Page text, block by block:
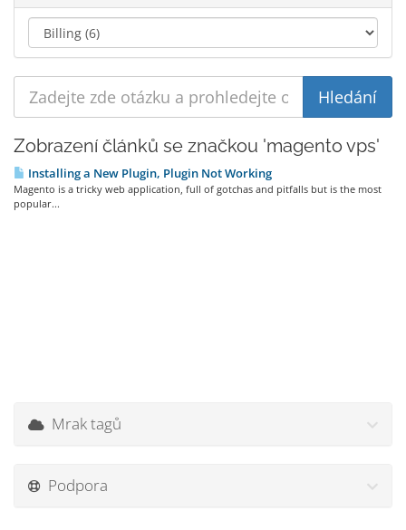
Zobrazení článků se značkou 'magento vps'
Installing a New Plugin, Plugin Not Working
Magento is a tricky web application, full of gotchas and pitfalls but is the most
popular...
Mrak tagů
Podpora